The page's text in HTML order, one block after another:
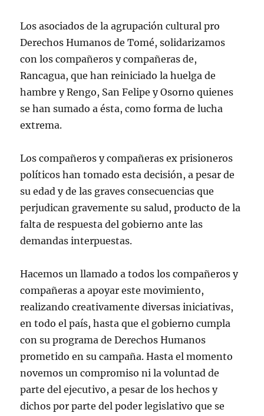
Los asociados de la agrupación cultural pro
Derechos Humanos de Tomé, solidarizamos
con los compañeros y compañeras de,
Rancagua, que han reiniciado la huelga de
hambre y Rengo, San Felipe y Osorno quienes
se han sumado a ésta, como forma de lucha
extrema.
Los compañeros y compañeras ex prisioneros
políticos han tomado esta decisión, a pesar de
su edad y de las graves consecuencias que
perjudican gravemente su salud, producto de la
falta de respuesta del gobierno ante las
demandas interpuestas.
Hacemos un llamado a todos los compañeros y
compañeras a apoyar este movimiento,
realizando creativamente diversas iniciativas,
en todo el país, hasta que el gobierno cumpla
con su programa de Derechos Humanos
prometido en su campaña. Hasta el momento
novemos un compromiso ni la voluntad de
parte del ejecutivo, a pesar de los hechos y
dichos por parte del poder legislativo que se